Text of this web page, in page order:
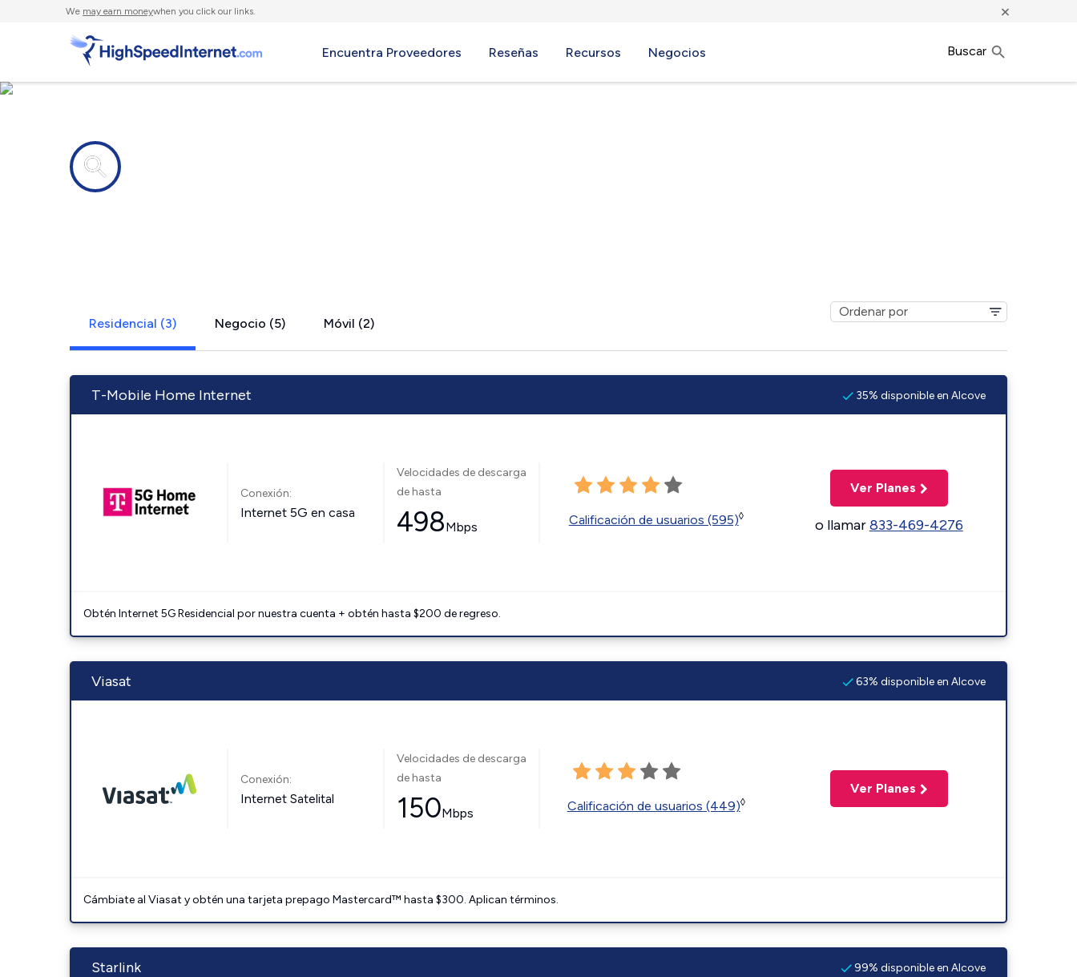
We may earn moneywhen you click our links. ×
Encuentra Proveedores Reseñas Recursos Negocios Buscar
Residencial (3) Negocio (5) Móvil (2)
T-Mobile Home Internet 35% disponible en Alcove
Conexión:
Internet 5G en casa
Velocidades de descarga
de hasta
498Mbps Calificación de usuarios (595)◊
Ver Planes
o llamar833-469-4276
Obtén Internet 5G Residencial por nuestra cuenta + obtén hasta $200 de regreso.
Viasat 63% disponible en Alcove
Conexión:
Internet Satelital
Velocidades de descarga
de hasta
150Mbps Calificación de usuarios (449)◊
Ver Planes
Cámbiate al Viasat y obtén una tarjeta prepago Mastercard™ hasta $300. Aplican términos.
Starlink 99% disponible en Alcove